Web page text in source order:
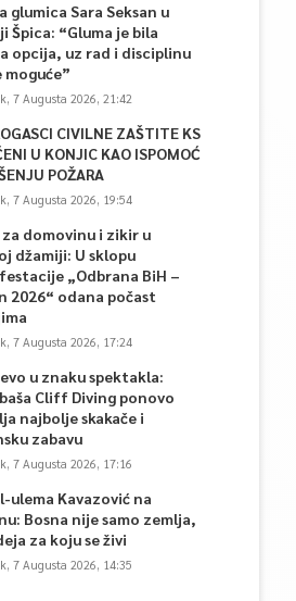
glumica Sara Seksan u
Špica: “Gluma je bila
opcija, uz rad i disciplinu
moguće”
7 Augusta 2026, 21:42
CIVILNE ZAŠTITE KS
U KONJIC KAO ISPOMOĆ
POŽARA
7 Augusta 2026, 19:54
za domovinu i zikir u
džamiji: U sklopu
„Odbrana BiH –
2026“ odana počast
7 Augusta 2026, 17:24
u znaku spektakla:
Cliff Diving ponovo
najbolje skakače i
zabavu
7 Augusta 2026, 17:16
ulema Kavazović na
Bosna nije samo zemlja,
za koju se živi
7 Augusta 2026, 14:35